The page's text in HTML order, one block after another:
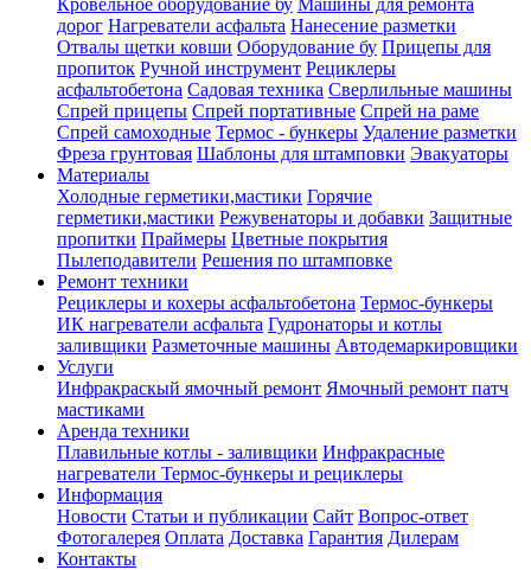
Кровельное оборудование бу Машины для ремонта
дорог Нагреватели асфальта Нанесение разметки
Отвалы щетки ковши Оборудование бу Прицепы для
пропиток Ручной инструмент Рециклеры
асфальтобетона Садовая техника Сверлильные машины
Спрей прицепы Спрей портативные Спрей на раме
Спрей самоходные Термос - бункеры Удаление разметки
Фреза грунтовая Шаблоны для штамповки Эвакуаторы
Материалы
Холодные герметики,мастики Горячие
герметики,мастики Режувенаторы и добавки Защитные
пропитки Праймеры Цветные покрытия
Пылеподавители Решения по штамповке
Ремонт техники
Рециклеры и кохеры асфальтобетона Термос-бункеры
ИК нагреватели асфальта Гудронаторы и котлы
заливщики Разметочные машины Автодемаркировщики
Услуги
Инфракраскый ямочный ремонт Ямочный ремонт патч
мастиками
Аренда техники
Плавильные котлы - заливщики Инфракрасные
нагреватели Термос-бункеры и рециклеры
Информация
Новости Статьи и публикации Сайт Вопрос-ответ
Фотогалерея Оплата Доставка Гарантия Дилерам
Контакты